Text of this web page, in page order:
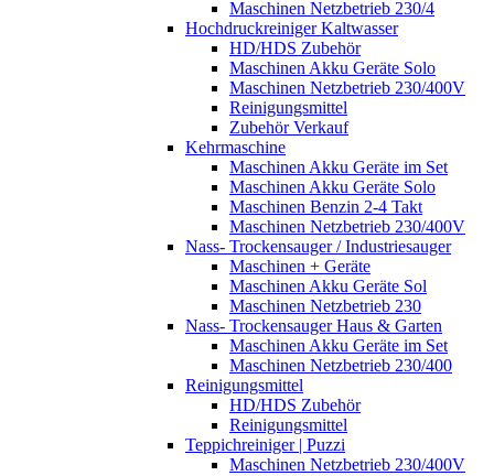
Maschinen Netzbetrieb 230/4
Hochdruckreiniger Kaltwasser
HD/HDS Zubehör
Maschinen Akku Geräte Solo
Maschinen Netzbetrieb 230/400V
Reinigungsmittel
Zubehör Verkauf
Kehrmaschine
Maschinen Akku Geräte im Set
Maschinen Akku Geräte Solo
Maschinen Benzin 2-4 Takt
Maschinen Netzbetrieb 230/400V
Nass- Trockensauger / Industriesauger
Maschinen + Geräte
Maschinen Akku Geräte Sol
Maschinen Netzbetrieb 230
Nass- Trockensauger Haus & Garten
Maschinen Akku Geräte im Set
Maschinen Netzbetrieb 230/400
Reinigungsmittel
HD/HDS Zubehör
Reinigungsmittel
Teppichreiniger | Puzzi
Maschinen Netzbetrieb 230/400V